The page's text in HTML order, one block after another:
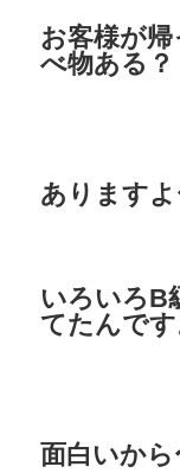
お客様が
べ物ある？
あります
いろいろB
てたんで
面白いか